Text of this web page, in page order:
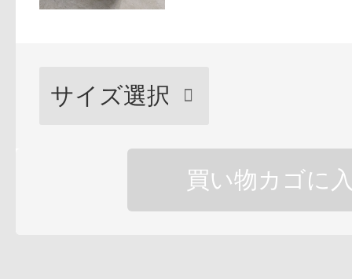
健康食品／サプ
買い物カゴに